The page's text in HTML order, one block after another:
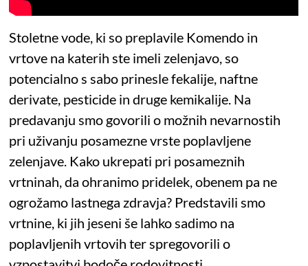
Stoletne vode, ki so preplavile Komendo in
vrtove na katerih ste imeli zelenjavo, so
potencialno s sabo prinesle fekalije, naftne
derivate, pesticide in druge kemikalije. Na
predavanju smo govorili o možnih nevarnostih
pri uživanju posamezne vrste poplavljene
zelenjave. Kako ukrepati pri posameznih
vrtninah, da ohranimo pridelek, obenem pa ne
ogrožamo lastnega zdravja? Predstavili smo
vrtnine, ki jih jeseni še lahko sadimo na
poplavljenih vrtovih ter spregovorili o